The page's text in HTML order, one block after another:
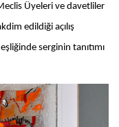
Üyeleri ve davetliler
edildiği açılış
serginin tanıtımı